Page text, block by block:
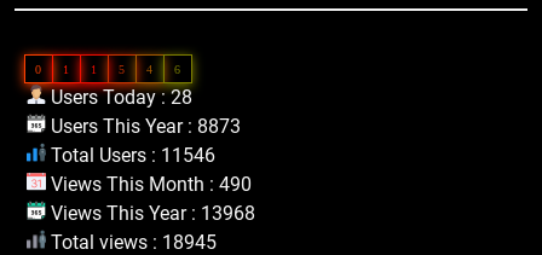
0 1 1 5 4 6
Users Today : 28
Users This Year : 8873
Total Users : 11546
Views This Month : 490
Views This Year : 13968
Total views : 18945